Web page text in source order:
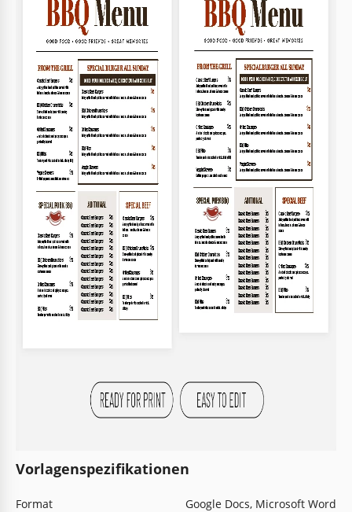
Vorlagenspezifikationen
Format
Google Docs, Microsoft Word